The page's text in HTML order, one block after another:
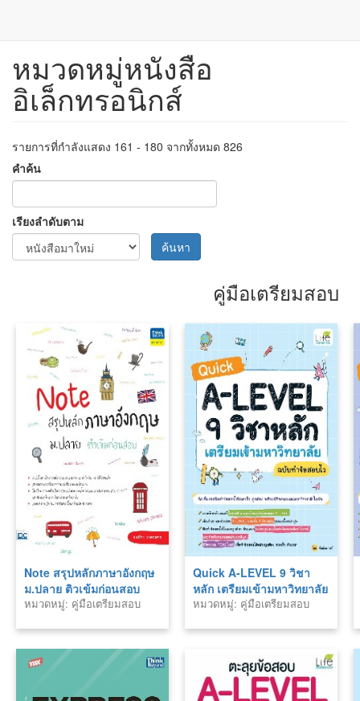
ข้าม
เนื้อหา
หมวดหมู่หนังสือ
อิเล็กทรอนิกส์
รายการที่กำลังแสดง 161 - 180 จากทั้งหมด 826
คำค้น
เรียงลำดับตาม
ค้นหา
คู่มือเตรียมสอบ
Note สรุปหลักภาษาอังกฤษ
ม.ปลาย ติวเข้มก่อนสอบ
หมวดหมู่: คู่มือเตรียมสอบ
Quick A-LEVEL 9 วิชา
หลัก เตรียมเข้ามหาวิทยาลัย
ฉบับทำข้อสอบไว
หมวดหมู่: คู่มือเตรียมสอบ